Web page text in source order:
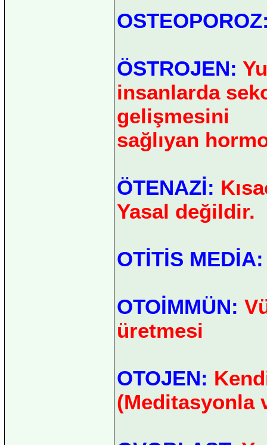
ÖSTROJEN:
insanlarda
gelişmesini
sağlıyan
ÖTENAZİ:
Yasal değildir.
OTİTİS
OTOİMMÜN:
üretmesi
OTOJEN:
(Meditasyonla